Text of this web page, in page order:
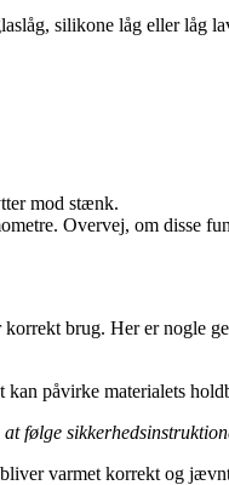
silikone låg eller låg
mod stænk.
Overvej, om disse
brug. Her er nogle
påvirke materialets
følge
varmet korrekt og